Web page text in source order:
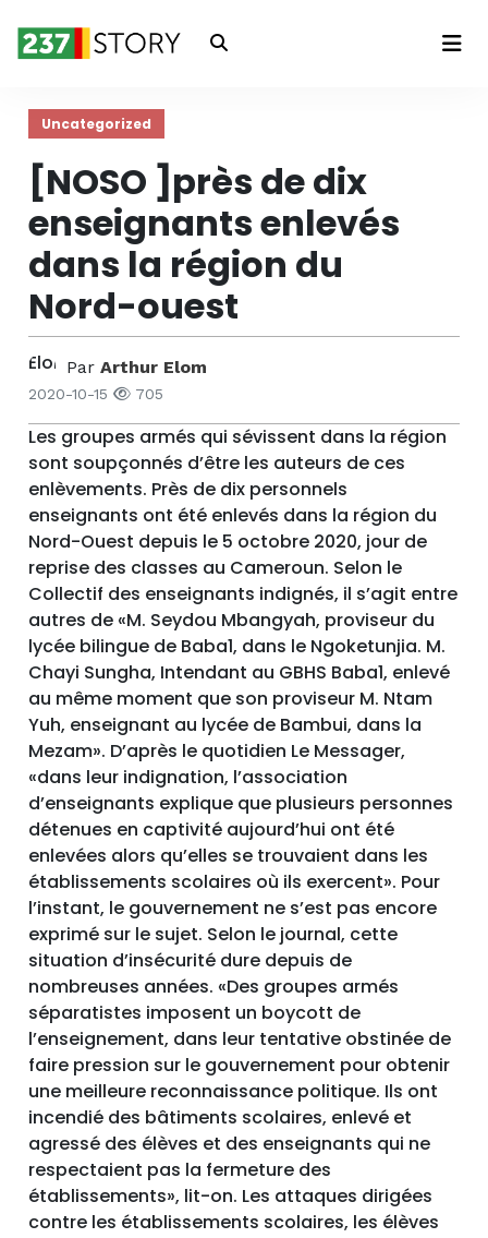
Connexion
Uncategorized
[NOSO ]près de dix
enseignants enlevés
dans la région du
Nord-ouest
ParArthur Elom
2020-10-15 705
Les groupes armés qui sévissent dans la région
sont soupçonnés d’être les auteurs de ces
enlèvements. Près de dix personnels
enseignants ont été enlevés dans la région du
Nord-Ouest depuis le 5 octobre 2020, jour de
reprise des classes au Cameroun. Selon le
Collectif des enseignants indignés, il s’agit entre
autres de «M. Seydou Mbangyah, proviseur du
lycée bilingue de Baba1, dans le Ngoketunjia. M.
Chayi Sungha, Intendant au GBHS Baba1, enlevé
au même moment que son proviseur M. Ntam
Yuh, enseignant au lycée de Bambui, dans la
Mezam». D’après le quotidien Le Messager,
«dans leur indignation, l’association
d’enseignants explique que plusieurs personnes
détenues en captivité aujourd’hui ont été
enlevées alors qu’elles se trouvaient dans les
établissements scolaires où ils exercent». Pour
l’instant, le gouvernement ne s’est pas encore
exprimé sur le sujet. Selon le journal, cette
situation d’insécurité dure depuis de
nombreuses années. «Des groupes armés
séparatistes imposent un boycott de
l’enseignement, dans leur tentative obstinée de
faire pression sur le gouvernement pour obtenir
une meilleure reconnaissance politique. Ils ont
incendié des bâtiments scolaires, enlevé et
agressé des élèves et des enseignants qui ne
respectaient pas la fermeture des
établissements», lit-on. Les attaques dirigées
contre les établissements scolaires, les élèves